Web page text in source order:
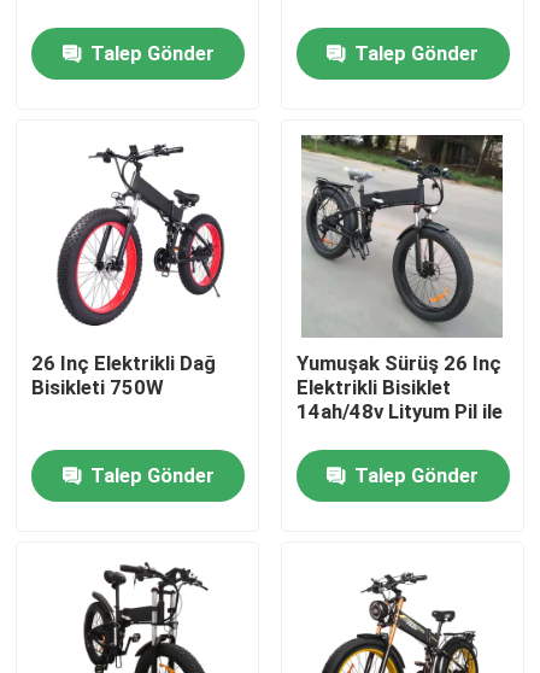
Ürünler
Hakkımızda
Fabrika turu
Kalite kontrol
Ridstar Elektrikli Bisiklet
Katlanabilir Şişman Lastik Elektrikli Bisiklet
Elektrikli Şehir Bisikletleri
Talep Gönder Talep Gönder
26 Inç Elektrikli Dağ
Bisikleti 750W
Talep Gönder
Yumuşak Sürüş 26 Inç
Elektrikli Bisiklet
14ah/48v Lityum Pil ile
Talep Gönder